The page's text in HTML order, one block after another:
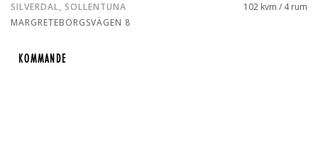
SILVERDAL, SOLLENTUNA
MARGRETEBORGSVÄGEN 8
102 kvm / 4 rum
KOMMANDE
KOMMANDE